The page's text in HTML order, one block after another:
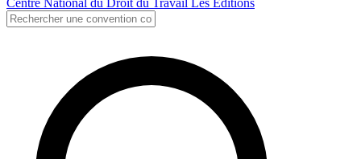
Centre National du Droit du Travail Les Editions